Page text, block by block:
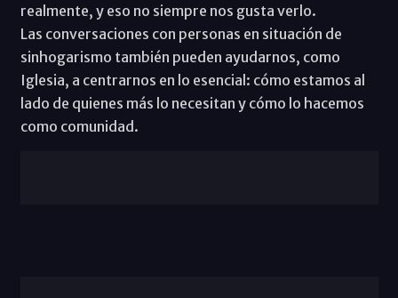
realmente, y eso no siempre nos gusta verlo.
Las conversaciones con personas en situación de
sinhogarismo también pueden ayudarnos, como
Iglesia, a centrarnos en lo esencial: cómo estamos al
lado de quienes más lo necesitan y cómo lo hacemos
como comunidad.